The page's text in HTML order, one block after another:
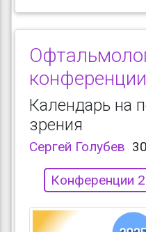
Календарь на
зрения
Сергей Голубев
Конференции